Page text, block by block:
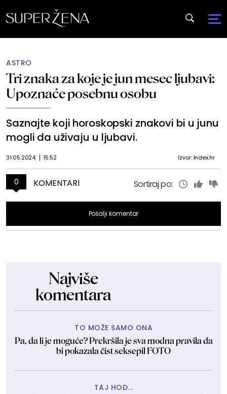
ASTRO
Tri znaka za koje je jun mesec ljubavi:
Upoznaće posebnu osobu
Saznajte koji horoskopski znakovi bi u junu
mogli da uživaju u ljubavi.
31.05.2024. 15:52 Izvor: Index.hr
0 KOMENTARI Sortiraj po:
Pošalji komentar
Najviše
komentara
TO MOŽE SAMO ONA
Pa, da li je moguće? Prekršila je sva modna pravila da
bi pokazala čist seksepil FOTO
TAJ HOD...